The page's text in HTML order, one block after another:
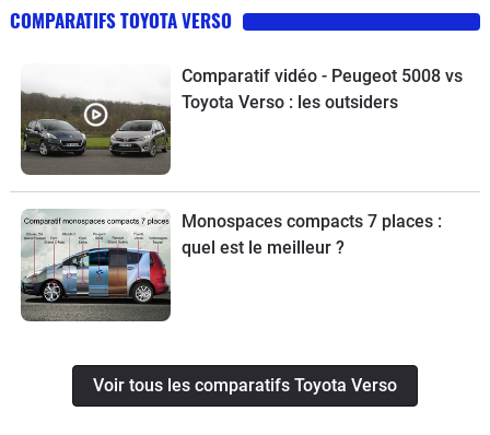
COMPARATIFS TOYOTA VERSO
Comparatif vidéo - Peugeot 5008 vs
Toyota Verso : les outsiders
Monospaces compacts 7 places :
quel est le meilleur ?
Voir tous les comparatifs Toyota Verso